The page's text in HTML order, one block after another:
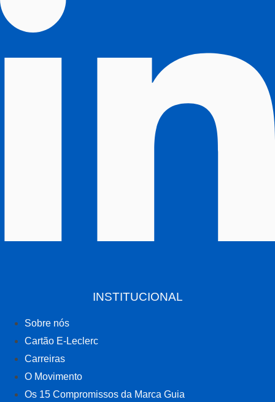
INSTITUCIONAL
Sobre nós
Cartão E-Leclerc
Carreiras
O Movimento
Os 15 Compromissos da Marca Guia